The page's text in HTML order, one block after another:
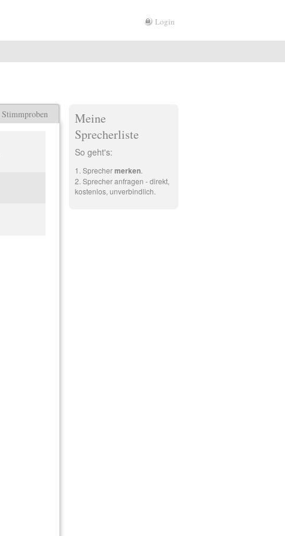
Login
Stimmproben
Meine
Sprecherliste
So geht's:
Sprechermerken.
Sprecher anfragen - direkt,
kostenlos, unverbindlich.